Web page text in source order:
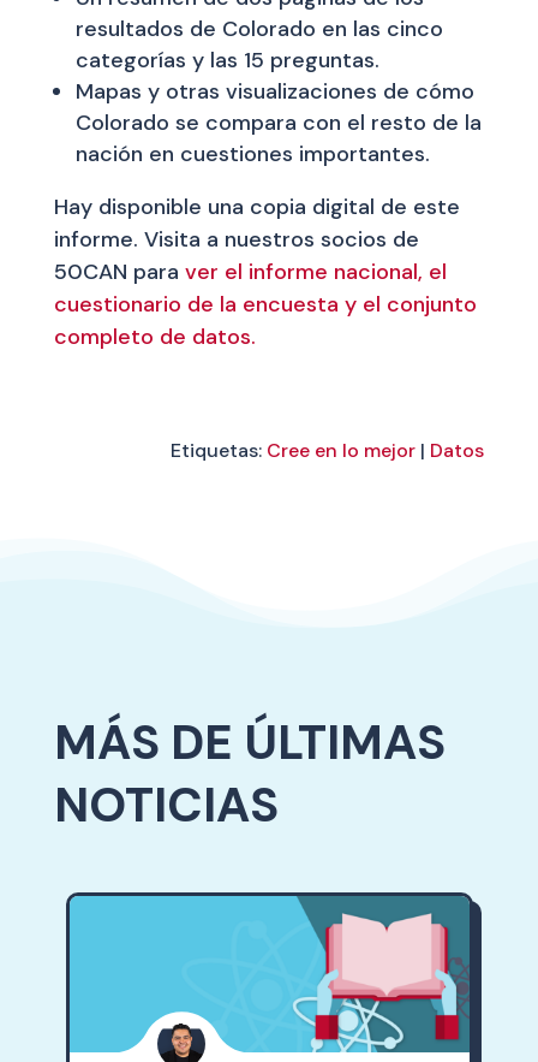
resultados de Colorado en las cinco
categorías y las 15 preguntas.
Mapas y otras visualizaciones de cómo
Colorado se compara con el resto de la
nación en cuestiones importantes.
Hay disponible una copia digital de este
informe. Visita a nuestros socios de
50CAN para ver el informe nacional, el
cuestionario de la encuesta y el conjunto
completo de datos.
Etiquetas: Cree en lo mejor | Datos
MÁS DE ÚLTIMAS
NOTICIAS